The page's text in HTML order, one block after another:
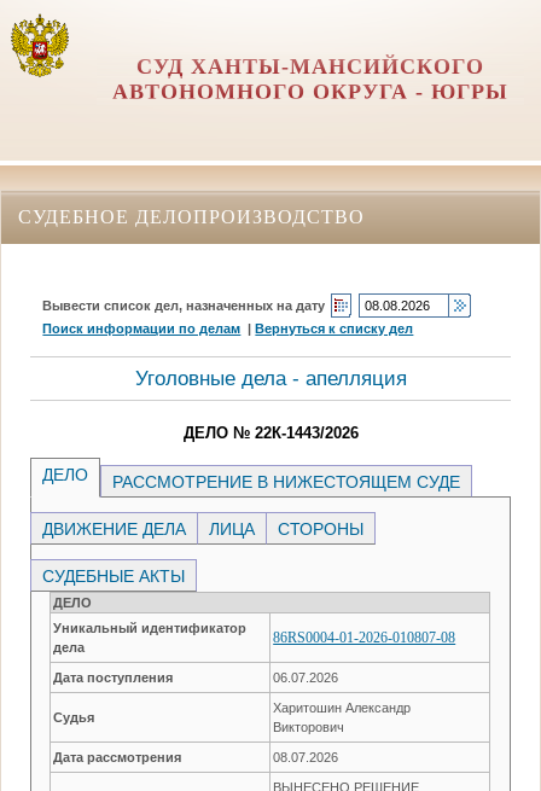
СУД ХАНТЫ-МАНСИЙСКОГО
АВТОНОМНОГО ОКРУГА - ЮГРЫ
СУДЕБНОЕ ДЕЛОПРОИЗВОДСТВО
Вывести список дел, назначенных на дату
Поиск информации по делам |Вернуться к списку дел
Уголовные дела - апелляция
ДЕЛО № 22К-1443/2026
ДЕЛО РАССМОТРЕНИЕ В НИЖЕСТОЯЩЕМ СУДЕ
ДВИЖЕНИЕ ДЕЛА ЛИЦА СТОРОНЫ
СУДЕБНЫЕ АКТЫ
ДЕЛО
Уникальный идентификатор
дела
86RS0004-01-2026-010807-08
Дата поступления 06.07.2026
Судья
Харитошин Александр
Викторович
Дата рассмотрения 08.07.2026
ВЫНЕСЕНО РЕШЕНИЕ